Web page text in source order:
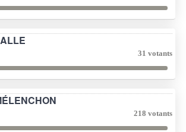
31 votants
218 votants